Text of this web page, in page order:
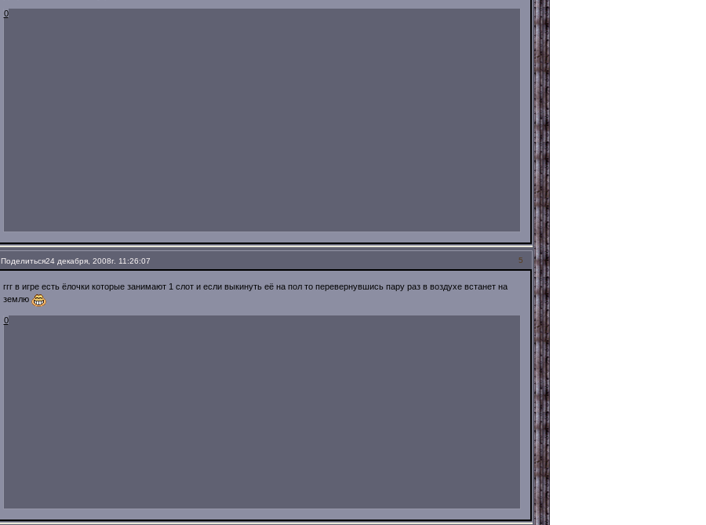
0
Поделиться 5
24 декабря, 2008г. 11:26:07
ггг в игре есть ёлочки которые занимают 1 слот и если выкинуть её на пол то перевернувшись пару раз в воздухе встанет на
землю
0